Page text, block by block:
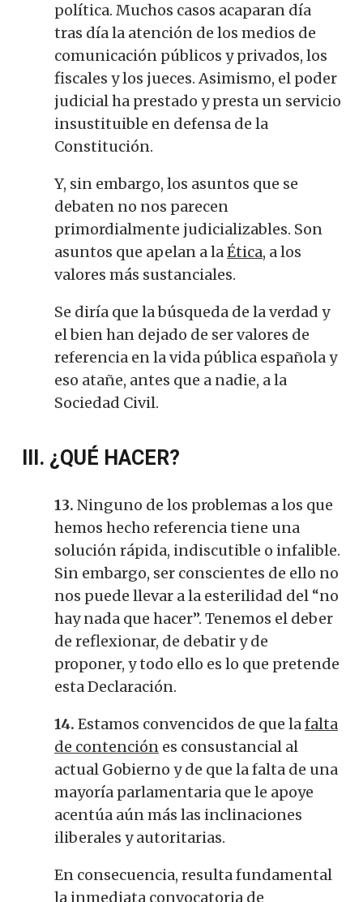
política. Muchos casos acaparan día
tras día la atención de los medios de
comunicación públicos y privados, los
fiscales y los jueces. Asimismo, el poder
judicial ha prestado y presta un servicio
insustituible en defensa de la
Constitución.
Y, sin embargo, los asuntos que se
debaten no nos parecen
primordialmente judicializables. Son
asuntos que apelan a laÉtica, a los
valores más sustanciales.
Se diría que la búsqueda de la verdad y
el bien han dejado de ser valores de
referencia en la vida pública española y
eso atañe, antes que a nadie, a la
Sociedad Civil.
III. ¿QUÉ HACER?
13. Ninguno de los problemas a los que
hemos hecho referencia tiene una
solución rápida, indiscutible o infalible.
Sin embargo, ser conscientes de ello no
nos puede llevar a la esterilidad del “no
hay nada que hacer”. Tenemos el deber
de reflexionar, de debatir y de
proponer, y todo ello es lo que pretende
esta Declaración.
14. Estamos convencidos de que lafalta
de contención es consustancial al
actual Gobierno y de que la falta de una
mayoría parlamentaria que le apoye
acentúa aún más las inclinaciones
iliberales y autoritarias.
En consecuencia, resulta fundamental
la inmediata convocatoria de